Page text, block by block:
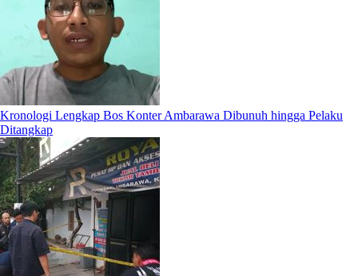
Kronologi Lengkap Bos Konter Ambarawa Dibunuh hingga Pelaku
Ditangkap